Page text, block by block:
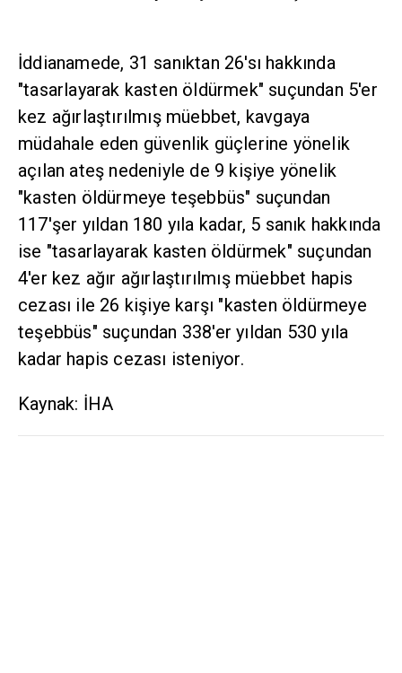
İddianamede, 31 sanıktan 26'sı hakkında
"tasarlayarak kasten öldürmek" suçundan 5'er
kez ağırlaştırılmış müebbet, kavgaya müdahale
eden güvenlik güçlerine yönelik açılan ateş
nedeniyle de 9 kişiye yönelik "kasten öldürmeye
teşebbüs" suçundan 117'şer yıldan 180 yıla
kadar, 5 sanık hakkında ise "tasarlayarak kasten
öldürmek" suçundan 4'er kez ağır ağırlaştırılmış
müebbet hapis cezası ile 26 kişiye karşı "kasten
öldürmeye teşebbüs" suçundan 338'er yıldan 530
yıla kadar hapis cezası isteniyor.